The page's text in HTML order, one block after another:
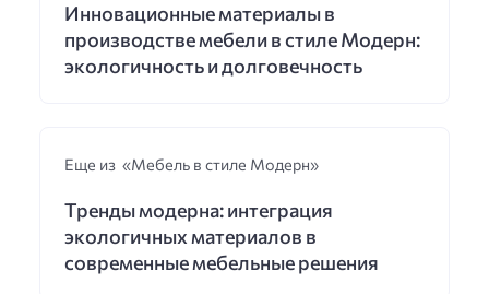
Инновационные материалы в
производстве мебели в стиле Модерн:
экологичность и долговечность
Еще из «Мебель в стиле Модерн»
Тренды модерна: интеграция
экологичных материалов в
современные мебельные решения